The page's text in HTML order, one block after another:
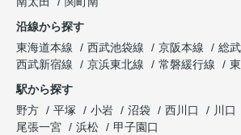
沿線から探す
東海道本線
西武池袋線 京阪本線 総
西武新宿線
京浜東北線 常磐緩行線
駅から探す
野方
平塚 小岩 沼袋 西川口 川口
尾張一宮
浜松 甲子園口